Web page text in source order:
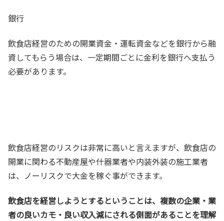
銀行
飲食店経営のための開業資金・運転資金などを銀行から融
資してもらう場合は、一定期間ごとに金利を銀行へ支払う
必要があります。
飲食店経営のリスクは非常に高いと言えますが、飲食店の
開業に関わる不動産屋や什器業者や内装外装の施工業者
は、ノーリスクで大金を稼ぐ事ができます。
飲食店を経営しようとするということは、複数の企業・業
者の良いカモ・良い収入減にされる側面があることを理解